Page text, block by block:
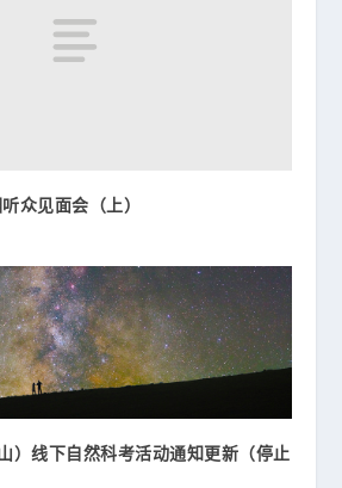
众见面会（上）
）线下自然科考活动通知更新（停止